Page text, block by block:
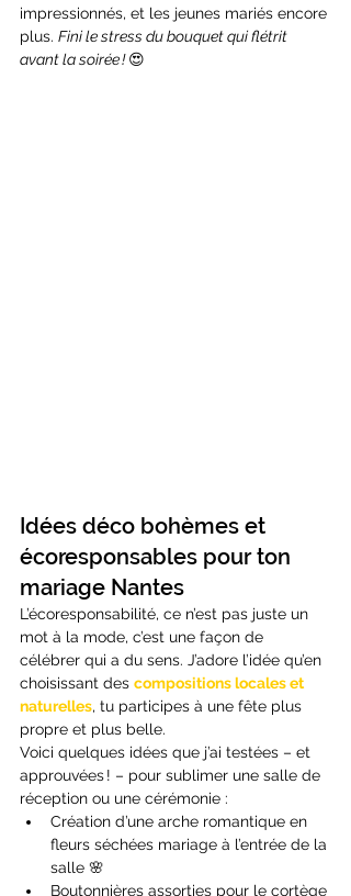
impressionnés, et les jeunes mariés encore
plus. Fini le stress du bouquet qui flétrit
avant la soirée ! 😍
Idées déco bohèmes et
écoresponsables pour ton
mariage Nantes
L’écoresponsabilité, ce n’est pas juste un
mot à la mode, c’est une façon de
célébrer qui a du sens. J’adore l’idée qu’en
choisissant des compositions locales et
naturelles, tu participes à une fête plus
propre et plus belle.
Voici quelques idées que j’ai testées – et
approuvées ! – pour sublimer une salle de
réception ou une cérémonie :
Création d’une arche romantique en
fleurs séchées mariage à l’entrée de la
salle 🌸
Boutonnières assorties pour le cortège